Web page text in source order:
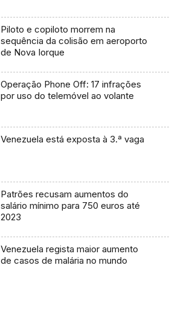
Piloto e copiloto morrem na
sequência da colisão em aeroporto
de Nova Iorque
Operação Phone Off: 17 infrações
por uso do telemóvel ao volante
Venezuela está exposta à 3.ª vaga
Patrões recusam aumentos do
salário mínimo para 750 euros até
2023
Venezuela regista maior aumento
de casos de malária no mundo